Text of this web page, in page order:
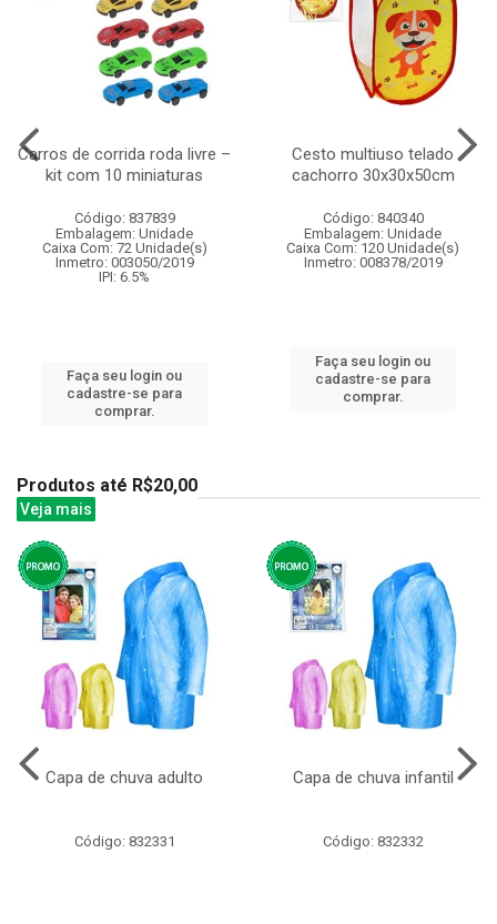
Carros de corrida roda livre –
kit com 10 miniaturas
Código: 837839
Embalagem: Unidade
Caixa Com: 72 Unidade(s)
Inmetro: 003050/2019
IPI: 6.5%
Faça seu login ou
cadastre-se para
comprar.
Cesto multiuso telado
cachorro 30x30x50cm
Código: 840340
Embalagem: Unidade
Caixa Com: 120 Unidade(s)
Inmetro: 008378/2019
Faça seu login ou
cadastre-se para
comprar.
Produtos até R$20,00
Veja mais
Capa de chuva adulto
Código: 832331
Capa de chuva infantil
Código: 832332